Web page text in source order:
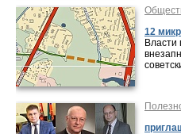
12
Власти